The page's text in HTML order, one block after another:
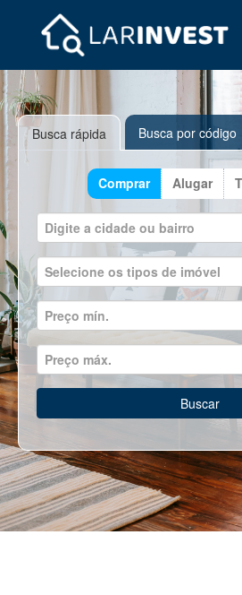
Busca rápida Busca por código
Comprar Alugar